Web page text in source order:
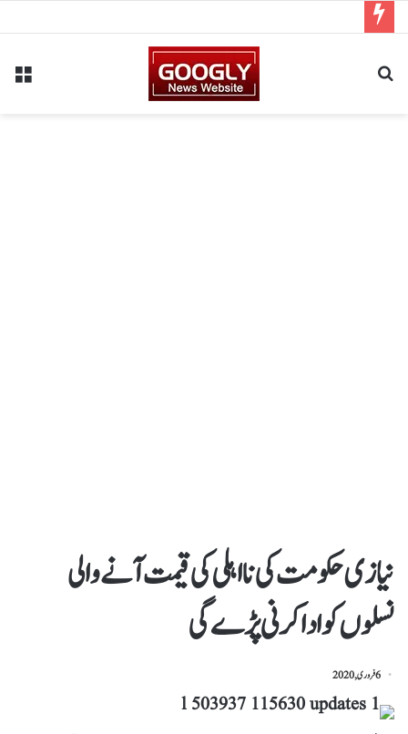
نیازی حکومت کی نااہلی کی قیمت آنے والی
نسلوں کوادا کرنی پڑے گی
6 فروری, 2020